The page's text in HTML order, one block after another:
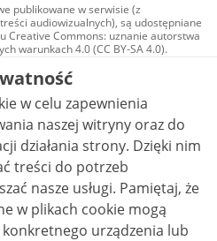
publikowane w serwisie (z
audiowizualnych), są udostępniane
Creative Commons: uznanie autorstwa
warunkach 4.0 (CC BY-SA 4.0).
w tym zdjęcia, materiały
udostępniane na licencji typu
uznanie autorstwa użycie
- bez utworów zależnych 4.0 (CC BY-
ile nie jest to stwierdzone inaczej.
w celu zapewnienia
naszej witryny oraz do
strony. Dzięki nim
treści do potrzeb
usługi. Pamiętaj, że
w plikach cookie mogą
urządzenia lub